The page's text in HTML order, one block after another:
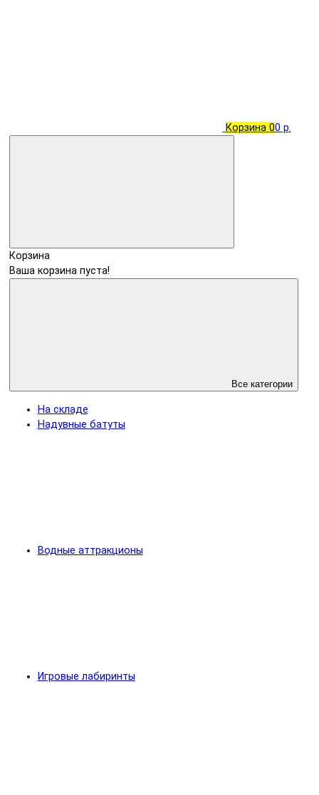
Корзина 00 р.
Корзина
Ваша корзина пуста!
Все категории
На складе
Надувные батуты
Водные аттракционы
Игровые лабиринты